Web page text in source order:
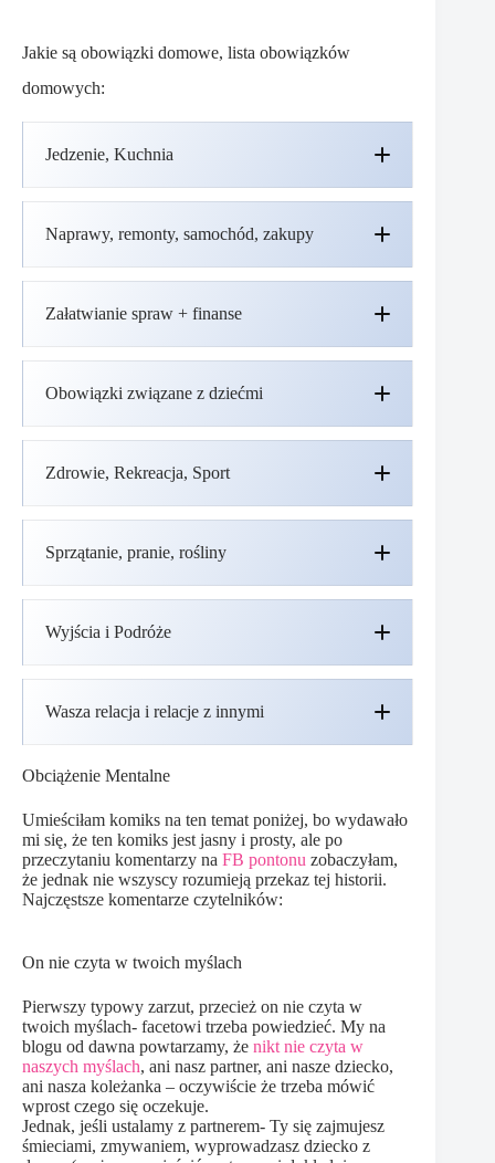
Jakie są obowiązki domowe, lista obowiązków
domowych:
Jedzenie, Kuchnia
Naprawy, remonty, samochód, zakupy
Załatwianie spraw + finanse
Obowiązki związane z dziećmi
Zdrowie, Rekreacja, Sport
Sprzątanie, pranie, rośliny
Wyjścia i Podróże
Wasza relacja i relacje z innymi
Obciążenie Mentalne
Umieściłam komiks na ten temat poniżej, bo wydawało
mi się, że ten komiks jest jasny i prosty, ale po
przeczytaniu komentarzy na FB pontonu zobaczyłam,
że jednak nie wszyscy rozumieją przekaz tej historii.
Najczęstsze komentarze czytelników:
On nie czyta w twoich myślach
Pierwszy typowy zarzut, przecież on nie czyta w
twoich myślach- facetowi trzeba powiedzieć. My na
blogu od dawna powtarzamy, że nikt nie czyta w
naszych myślach, ani nasz partner, ani nasze dziecko,
ani nasza koleżanka – oczywiście że trzeba mówić
wprost czego się oczekuje.
Jednak, jeśli ustalamy z partnerem- Ty się zajmujesz
śmieciami, zmywaniem, wyprowadzasz dziecko z